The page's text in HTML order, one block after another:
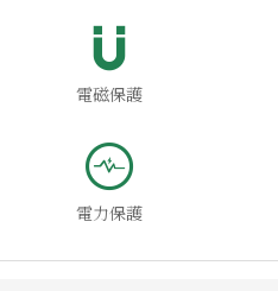
電磁保護
電力保護